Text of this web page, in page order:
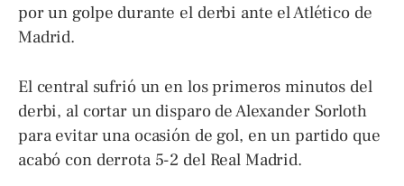
por un golpe durante el derbi ante el Atlético de
Madrid.
El central sufrió un en los primeros minutos del
derbi, al cortar un disparo de Alexander Sorloth
para evitar una ocasión de gol, en un partido que
acabó con derrota 5-2 del Real Madrid.